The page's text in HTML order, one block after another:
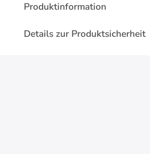
Produktinformation
Details zur Produktsicherheit